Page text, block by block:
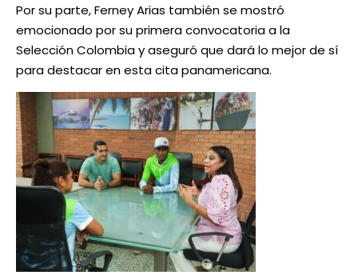
Por su parte, Ferney Arias también se mostró
emocionado por su primera convocatoria a la
Selección Colombia y aseguró que dará lo mejor de sí
para destacar en esta cita panamericana.